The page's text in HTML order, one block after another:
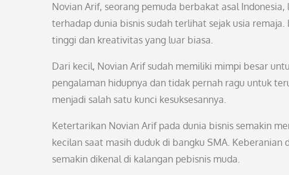
Novian Arif, seorang pemuda berbakat asal
terhadap dunia bisnis sudah terlihat sejak usia
tinggi dan kreativitas yang luar biasa.
Dari kecil, Novian Arif sudah memiliki mimpi besar
pengalaman hidupnya dan tidak pernah ragu untuk
menjadi salah satu kunci kesuksesannya.
Ketertarikan Novian Arif pada dunia bisnis semakin
kecilan saat masih duduk di bangku SMA.
semakin dikenal di kalangan pebisnis muda.